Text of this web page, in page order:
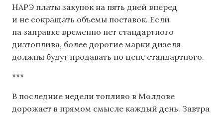
НАРЭ платы закупок на пять дней вперед
и не сокращать объемы поставок. Если
на заправке временно нет стандартного
дизтоплива, более дорогие марки дизеля
должны будут продавать по цене стандартного.
***
В последние недели топливо в Молдове
дорожает в прямом смысле каждый день. Завтра